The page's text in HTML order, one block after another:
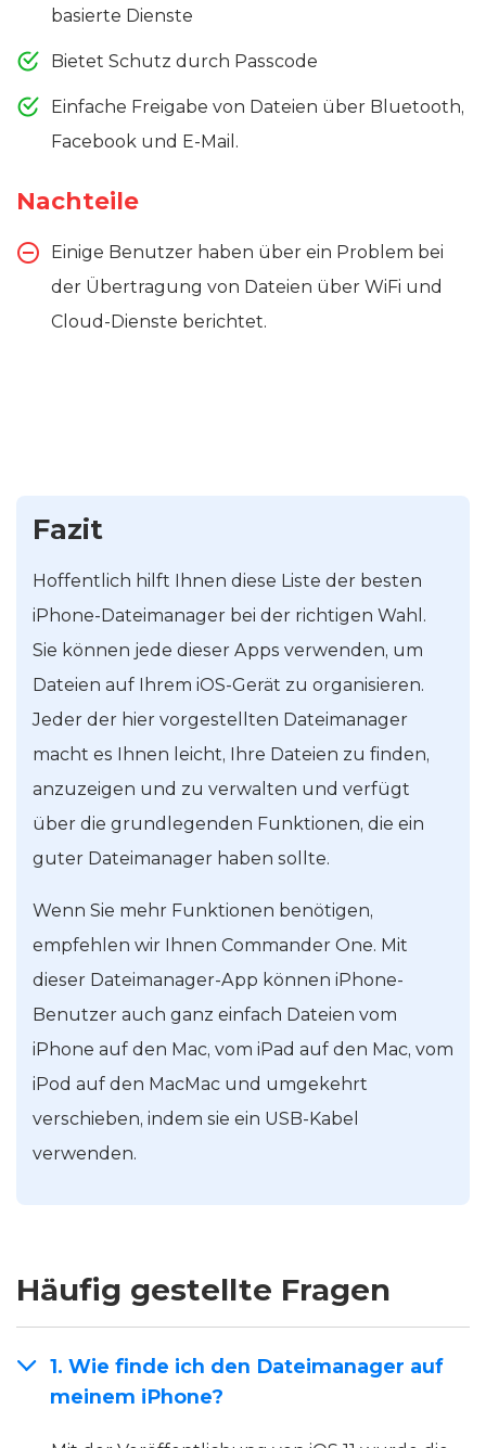
basierte Dienste
Bietet Schutz durch Passcode
Einfache Freigabe von Dateien über Bluetooth,
Facebook und E-Mail.
Nachteile
Einige Benutzer haben über ein Problem bei
der Übertragung von Dateien über WiFi und
Cloud-Dienste berichtet.
Fazit
Hoffentlich hilft Ihnen diese Liste der besten
iPhone-Dateimanager bei der richtigen Wahl.
Sie können jede dieser Apps verwenden, um
Dateien auf Ihrem iOS-Gerät zu organisieren.
Jeder der hier vorgestellten Dateimanager
macht es Ihnen leicht, Ihre Dateien zu finden,
anzuzeigen und zu verwalten und verfügt
über die grundlegenden Funktionen, die ein
guter Dateimanager haben sollte.
Wenn Sie mehr Funktionen benötigen,
empfehlen wir Ihnen Commander One. Mit
dieser Dateimanager-App können iPhone-
Benutzer auch ganz einfach Dateien vom
iPhone auf den Mac, vom iPad auf den Mac, vom
iPod auf den MacMac und umgekehrt
verschieben, indem sie ein USB-Kabel
verwenden.
Häufig gestellte Fragen
1. Wie finde ich den Dateimanager auf
meinem iPhone?